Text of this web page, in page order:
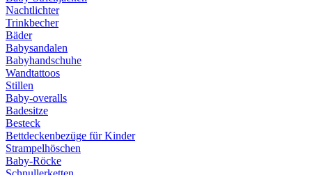
Nachtlichter
Trinkbecher
Bäder
Babysandalen
Babyhandschuhe
Wandtattoos
Stillen
Baby-overalls
Badesitze
Besteck
Bettdeckenbezüge für Kinder
Strampelhöschen
Baby-Röcke